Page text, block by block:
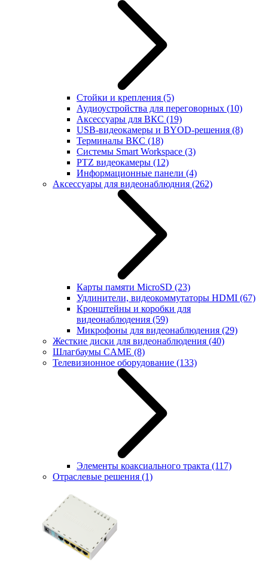
Стойки и крепления (5)
Аудиоустройства для переговорных (10)
Аксессуары для ВКС (19)
USB-видеокамеры и BYOD-решения (8)
Терминалы ВКС (18)
Системы Smart Workspace (3)
PTZ видеокамеры (12)
Информационные панели (4)
Аксессуары для видеонаблюдния (262)
Карты памяти MicroSD (23)
Удлинители, видеокоммутаторы HDMI (67)
Кронштейны и коробки для
видеонаблюдения (59)
Микрофоны для видеонаблюдения (29)
Жесткие диски для видеонаблюдения (40)
Шлагбаумы CAME (8)
Телевизионное оборудование (133)
Элементы коаксиального тракта (117)
Отраслевые решения (1)